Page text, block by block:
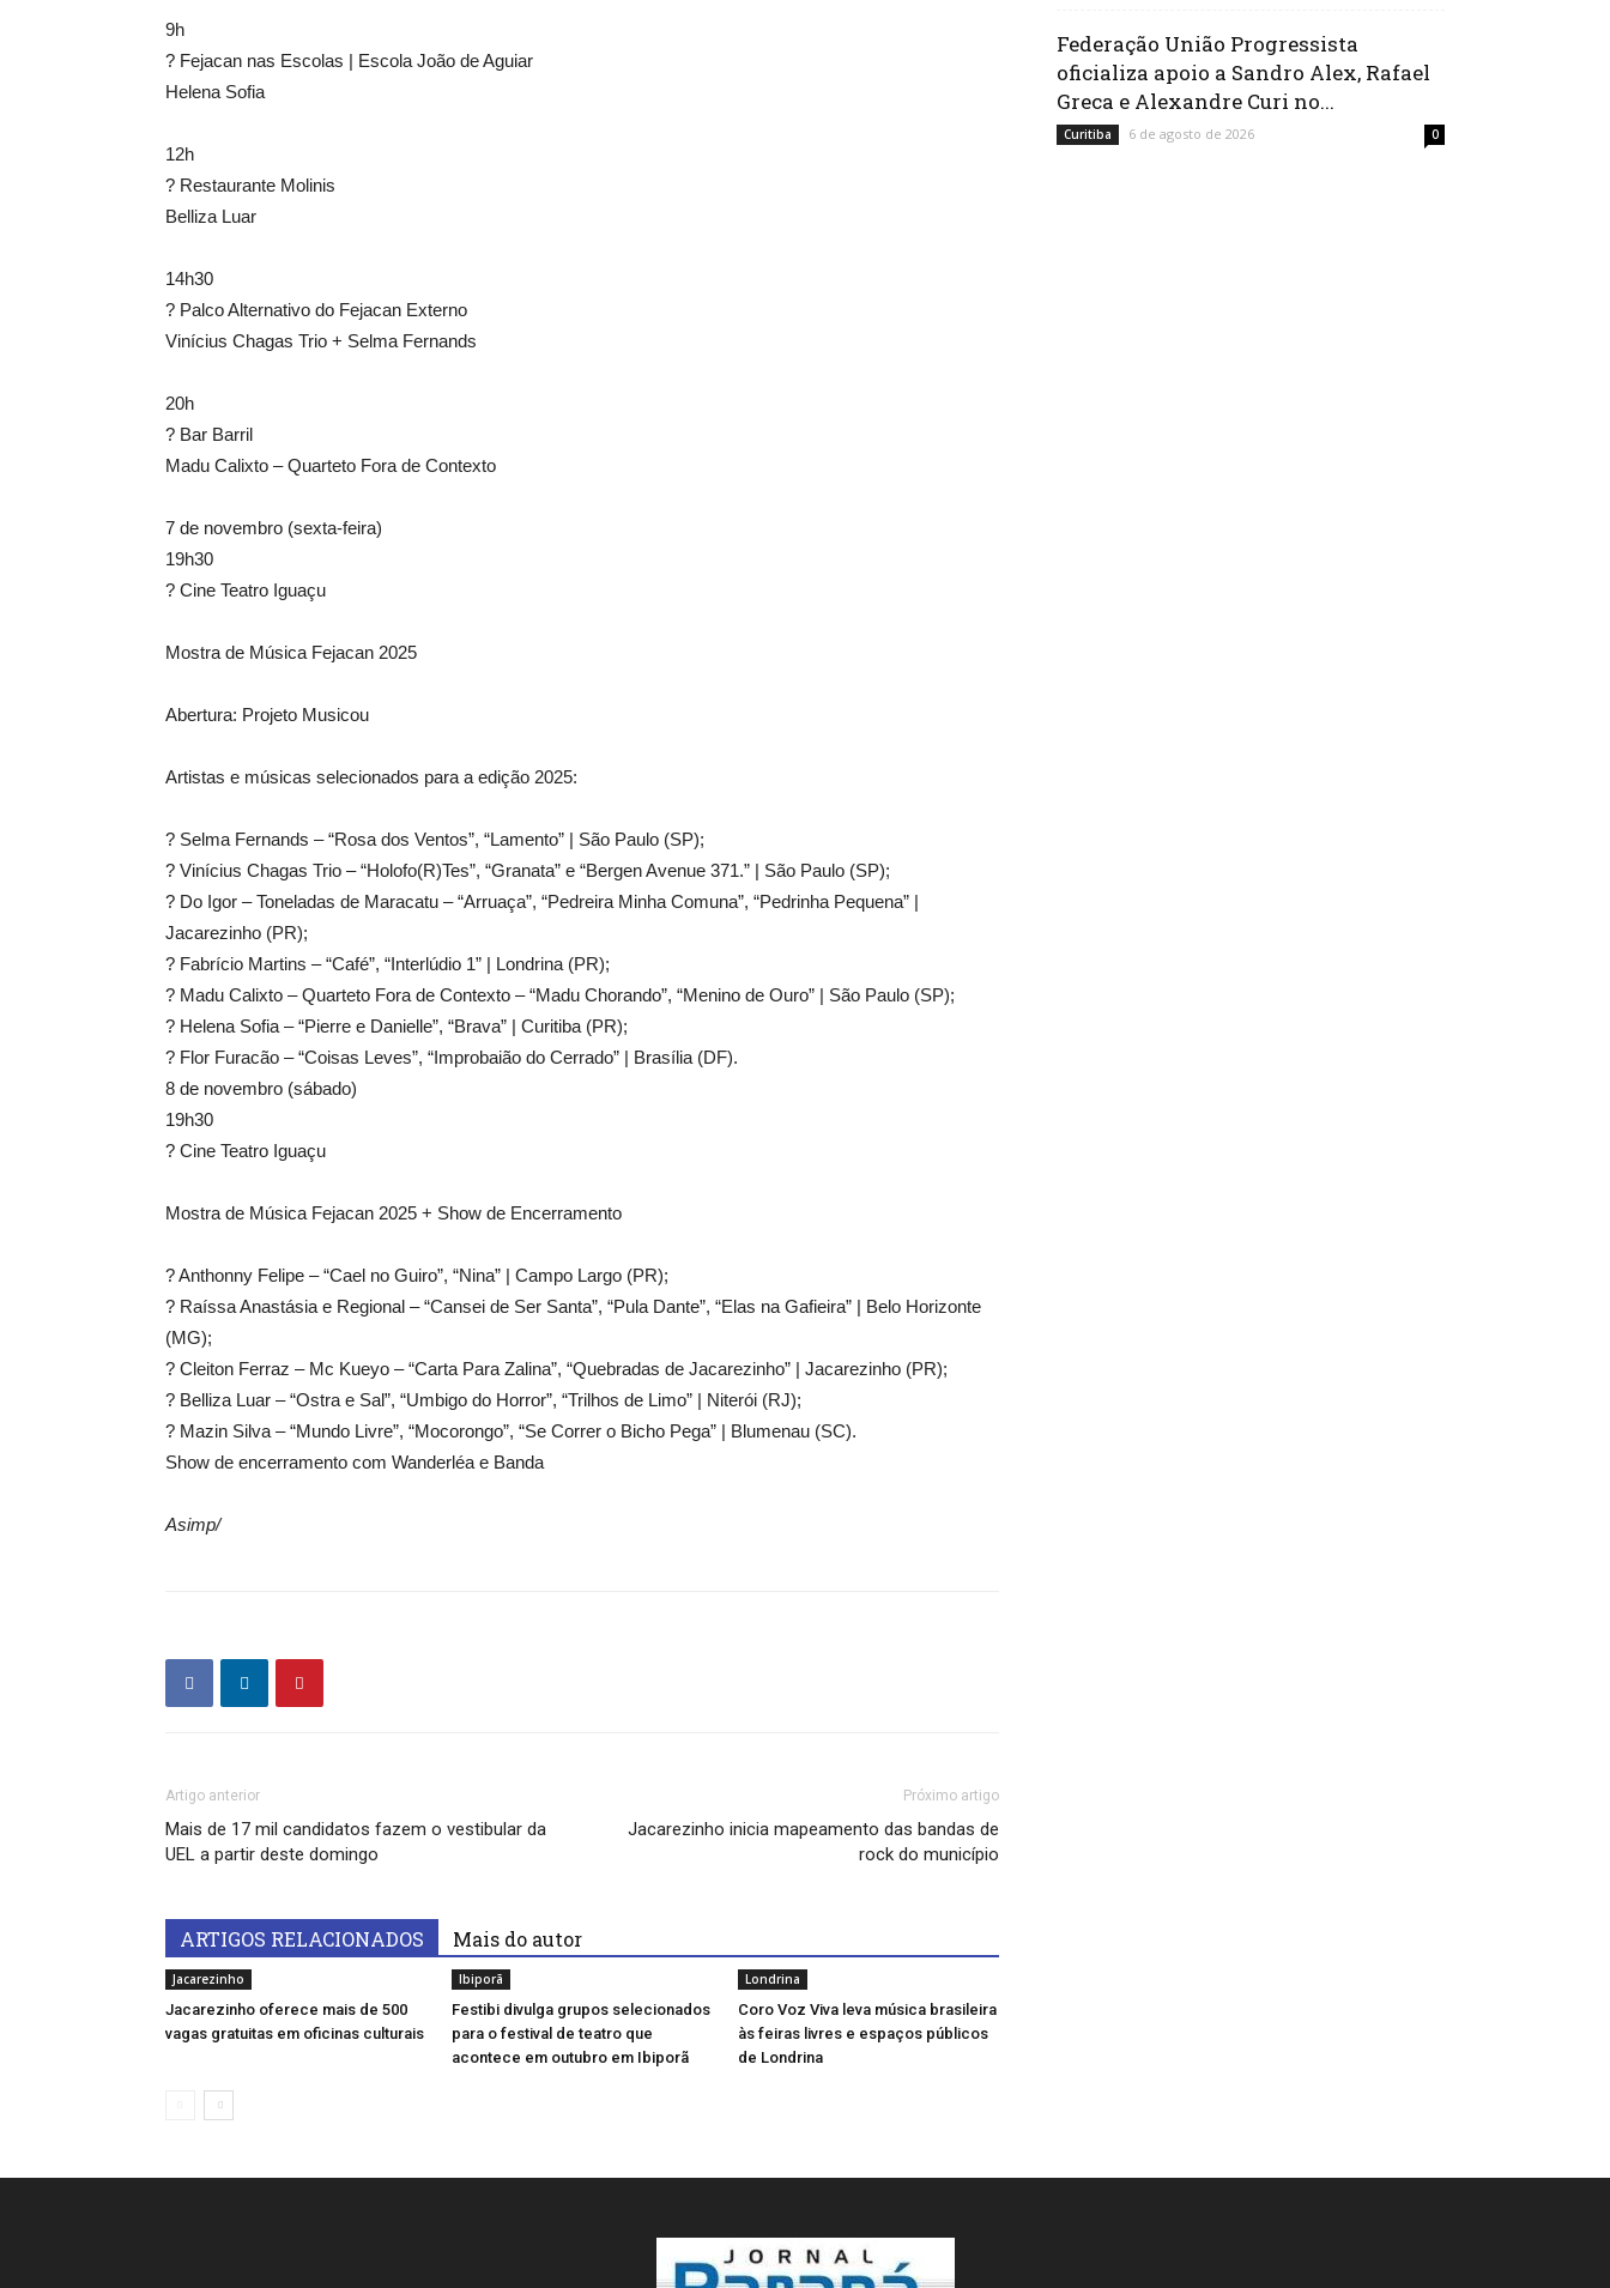
9h
? Fejacan nas Escolas | Escola João de Aguiar
Helena Sofia
12h
? Restaurante Molinis
Belliza Luar
14h30
? Palco Alternativo do Fejacan Externo
Vinícius Chagas Trio + Selma Fernands
20h
? Bar Barril
Madu Calixto – Quarteto Fora de Contexto
7 de novembro (sexta-feira)
19h30
? Cine Teatro Iguaçu
Mostra de Música Fejacan 2025
Abertura: Projeto Musicou
Artistas e músicas selecionados para a edição 2025:
? Selma Fernands – “Rosa dos Ventos”, “Lamento” | São Paulo (SP);
? Vinícius Chagas Trio – “Holofo(R)Tes”, “Granata” e “Bergen Avenue 371.” | São Paulo (SP);
? Do Igor – Toneladas de Maracatu – “Arruaça”, “Pedreira Minha Comuna”, “Pedrinha Pequena” |
Jacarezinho (PR);
? Fabrício Martins – “Café”, “Interlúdio 1” | Londrina (PR);
? Madu Calixto – Quarteto Fora de Contexto – “Madu Chorando”, “Menino de Ouro” | São Paulo (SP);
? Helena Sofia – “Pierre e Danielle”, “Brava” | Curitiba (PR);
? Flor Furacão – “Coisas Leves”, “Improbaião do Cerrado” | Brasília (DF).
8 de novembro (sábado)
19h30
? Cine Teatro Iguaçu
Mostra de Música Fejacan 2025 + Show de Encerramento
? Anthonny Felipe – “Cael no Guiro”, “Nina” | Campo Largo (PR);
? Raíssa Anastásia e Regional – “Cansei de Ser Santa”, “Pula Dante”, “Elas na Gafieira” | Belo Horizonte
(MG);
? Cleiton Ferraz – Mc Kueyo – “Carta Para Zalina”, “Quebradas de Jacarezinho” | Jacarezinho (PR);
? Belliza Luar – “Ostra e Sal”, “Umbigo do Horror”, “Trilhos de Limo” | Niterói (RJ);
? Mazin Silva – “Mundo Livre”, “Mocorongo”, “Se Correr o Bicho Pega” | Blumenau (SC).
Show de encerramento com Wanderléa e Banda
Asimp/
Artigo anterior
Mais de 17 mil candidatos fazem o vestibular da
UEL a partir deste domingo
Próximo artigo
Jacarezinho inicia mapeamento das bandas de
rock do município
ARTIGOS RELACIONADOS Mais do autor
Jacarezinho
Jacarezinho oferece mais de 500
vagas gratuitas em oficinas culturais
Ibiporã
Festibi divulga grupos selecionados
para o festival de teatro que
acontece em outubro em Ibiporã
Londrina
Coro Voz Viva leva música brasileira
às feiras livres e espaços públicos
de Londrina
Federação União Progressista
oficializa apoio a Sandro Alex, Rafael
Greca e Alexandre Curi no...
Curitiba 6 de agosto de 2026 0